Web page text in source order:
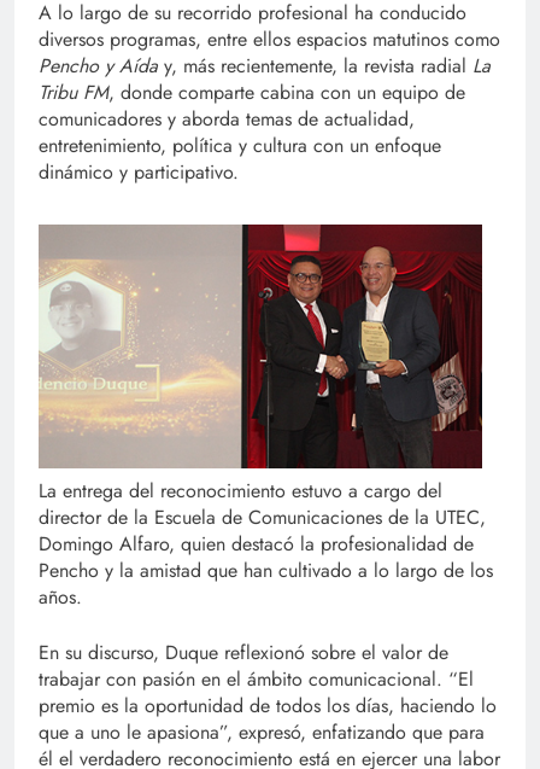
A lo largo de su recorrido profesional ha conducido
diversos programas, entre ellos espacios matutinos como
Pencho y Aída y, más recientemente, la revista radial La
Tribu FM, donde comparte cabina con un equipo de
comunicadores y aborda temas de actualidad,
entretenimiento, política y cultura con un enfoque
dinámico y participativo.
La entrega del reconocimiento estuvo a cargo del
director de la Escuela de Comunicaciones de la UTEC,
Domingo Alfaro, quien destacó la profesionalidad de
Pencho y la amistad que han cultivado a lo largo de los
años.
En su discurso, Duque reflexionó sobre el valor de
trabajar con pasión en el ámbito comunicacional. “El
premio es la oportunidad de todos los días, haciendo lo
que a uno le apasiona”, expresó, enfatizando que para
él el verdadero reconocimiento está en ejercer una labor